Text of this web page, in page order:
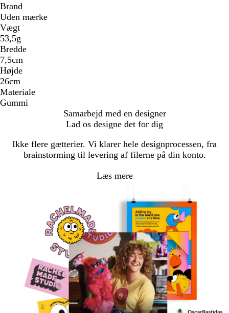
Brand
Uden mærke
Vægt
53,5g
Bredde
7,5cm
Højde
26cm
Materiale
Gummi
Samarbejd med en designer
Lad os designe det for dig
Ikke flere gætterier. Vi klarer hele designprocessen, fra
brainstorming til levering af filerne på din konto.
Læs mere